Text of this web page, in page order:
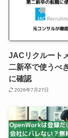
JACリクルート
二新卒で使うべ
に確認
2026年7月27日